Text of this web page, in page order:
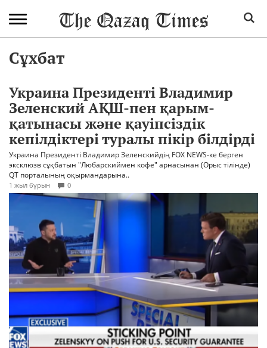
Сұхбат
Украина Президенті Владимир
Зеленский АҚШ-пен қарым-
қатынасы және қауіпсіздік
кепілдіктері туралы пікір білдірді
Украина Президенті Владимир Зеленскийдің FOX NEWS-ке берген
эксклюзв сұқбатын "Любарскиймен кофе" арнасынан (Орыс тілінде)
QT порталының оқырмандарына..
1 жыл бұрын 0